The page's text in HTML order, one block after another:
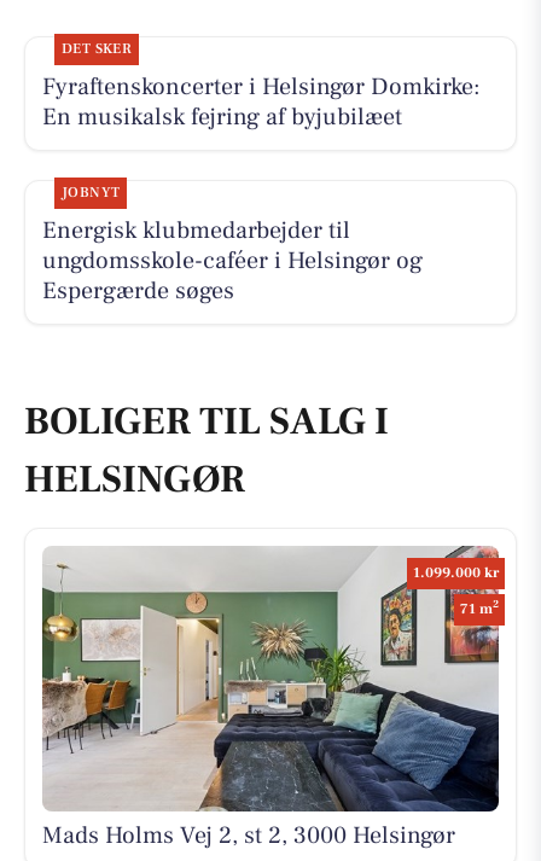
DET SKER
Fyraftenskoncerter i Helsingør Domkirke:
En musikalsk fejring af byjubilæet
JOBNYT
Energisk klubmedarbejder til
ungdomsskole-caféer i Helsingør og
Espergærde søges
BOLIGER TIL SALG I
HELSINGØR
1.099.000 kr
71 m2
Mads Holms Vej 2, st 2, 3000 Helsingør